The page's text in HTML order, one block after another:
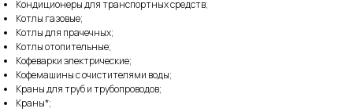
Кондиционеры для транспортных средств;
Котлы газовые;
Котлы для прачечных;
Котлы отопительные;
Кофеварки электрические;
Кофемашины с очистителями воды;
Краны для труб и трубопроводов;
Краны*;